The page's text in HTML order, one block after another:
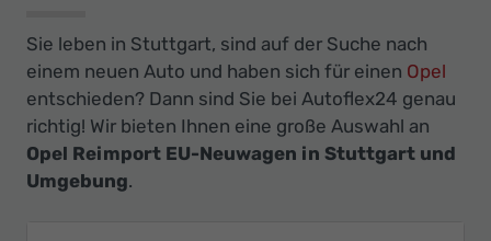
Preisen
-
Ihr
Innovatives
Autohaus
Sie leben in Stuttgart, sind auf der Suche nach
einem neuen Auto und haben sich für einen Opel
entschieden? Dann sind Sie bei Autoflex24 genau
richtig! Wir bieten Ihnen eine große Auswahl an
Opel Reimport EU-Neuwagen in Stuttgart und
Umgebung.